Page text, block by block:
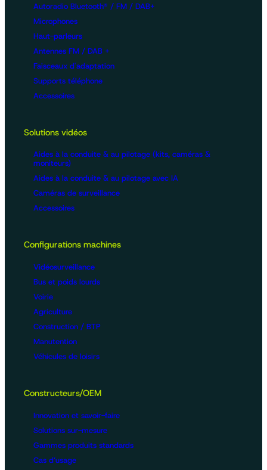
Autoradio Bluetooth® / FM / DAB+
Microphones
Haut-parleurs
Antennes FM / DAB +
Faisceaux d'adaptation
Supports téléphone
Accessoires
Solutions vidéos
Aides à la conduite & au pilotage (kits, caméras &
moniteurs)
Aides à la conduite & au pilotage avec IA
Caméras de surveillance
Accessoires
Configurations machines
Vidéosurveillance
Bus et poids lourds
Voirie
Agriculture
Construction / BTP
Manutention
Véhicules de loisirs
Constructeurs/OEM
Innovation et savoir-faire
Solutions sur-mesure
Gammes produits standards
Cas d’usage